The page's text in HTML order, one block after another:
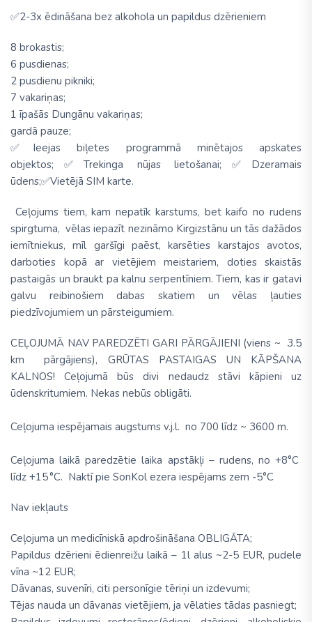
✅2-3x ēdināšana bez alkohola un papildus dzērieniem
8 brokastis;
6 pusdienas;
2 pusdienu pikniki;
7 vakariņas;
1 īpašās Dungānu vakariņas;
gardā pauze;
✅ Ieejas biļetes programmā minētajos apskates
objektos;✅Trekinga nūjas lietošanai; ✅ Dzeramais
ūdens;✅Vietējā SIM karte.
Ceļojums tiem, kam nepatīk karstums, bet kaifo no rudens
spirgtuma, vēlas iepazīt nezināmo Kirgizstānu un tās dažādos
iemītniekus, mīl garšīgi paēst, karsēties karstajos avotos,
darboties kopā ar vietējiem meistariem, doties skaistās
pastaigās un braukt pa kalnu serpentīniem. Tiem, kas ir gatavi
galvu reibinošiem dabas skatiem un vēlas ļauties
piedzīvojumiem un pārsteigumiem.
CEĻOJUMĀ NAV PAREDZĒTI GARI PĀRGĀJIENI (viens ~ 3.5
km pārgājiens), GRŪTAS PASTAIGAS UN KĀPŠANA
KALNOS! Ceļojumā būs divi nedaudz stāvi kāpieni uz
ūdenskritumiem. Nekas nebūs obligāti.
Ceļojuma iespējamais augstums v.j.l. no 700 līdz ~ 3600 m.
Ceļojuma laikā paredzētie laika apstākļi – rudens, no +8°C
līdz +15 °C. Naktī pie SonKol ezera iespējams zem -5°C
Nav iekļauts
Ceļojuma un medicīniskā apdrošināšana OBLIGĀTA;
Papildus dzērieni ēdienreižu laikā – 1l alus ~2-5 EUR, pudele
vīna ~12 EUR;
Dāvanas, suvenīri, citi personīgie tēriņi un izdevumi;
Tējas nauda un dāvanas vietējiem, ja vēlaties tādas pasniegt;